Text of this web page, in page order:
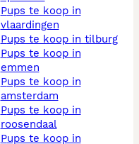
pups te koop in
vlaardingen
pups te koop in tilburg
pups te koop in
emmen
pups te koop in
amsterdam
pups te koop in
roosendaal
pups te koop in